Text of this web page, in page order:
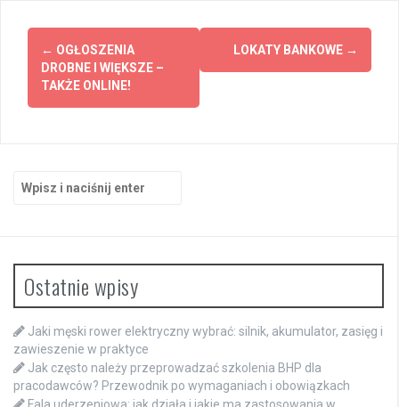
Zobacz
wpisy
← OGŁOSZENIA
DROBNE I WIĘKSZE –
TAKŻE ONLINE!
LOKATY BANKOWE →
Ostatnie wpisy
Jaki męski rower elektryczny wybrać: silnik, akumulator, zasięg i
zawieszenie w praktyce
Jak często należy przeprowadzać szkolenia BHP dla
pracodawców? Przewodnik po wymaganiach i obowiązkach
Fala uderzeniowa: jak działa i jakie ma zastosowania w